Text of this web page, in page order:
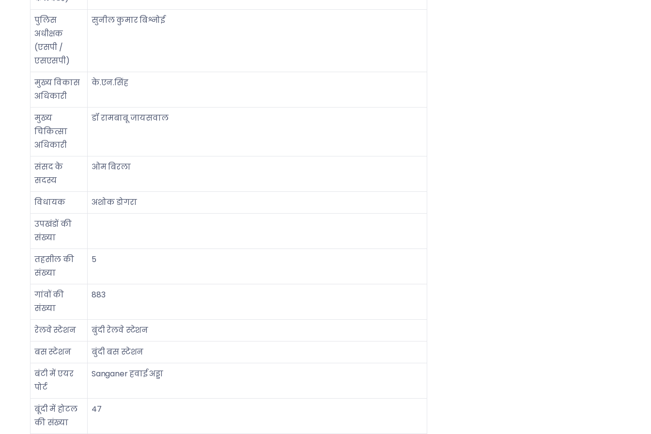
पुलिस
अधीक्षक
(एसपी /
एसएसपी)
सुनील कुमार बिश्नोई
मुख्य विकास
अधिकारी
के.एन.सिंह
मुख्य
चिकित्सा
अधिकारी
डॉ रामबाबू जायसवाल
संसद के
सदस्य
ओम बिरला
विधायक
अशोक डोगरा
उपखंडों की
संख्या
तहसील की
संख्या
5
गांवों की
संख्या
883
रेलवे स्टेशन
बुंदी रेलवे स्टेशन
बस स्टेशन
बुंदी बस स्टेशन
बंटी में एयर
पोर्ट
Sanganer हवाई अड्डा
बूंदी में होटल
की संख्या
47